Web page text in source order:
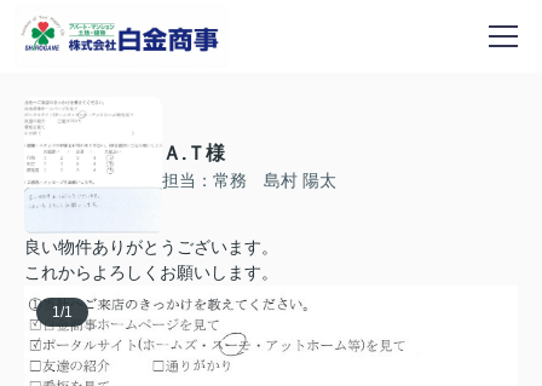
Ａ.Ｔ様
担当：常務 島村 陽太
良い物件ありがとうございます。
これからよろしくお願いします。
1/1